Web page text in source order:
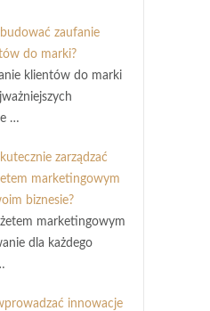
zaufanie
do marki?
klientów do marki
…
zarządzać
marketingowym
biznesie?
marketingowym
dla każdego
innowacje